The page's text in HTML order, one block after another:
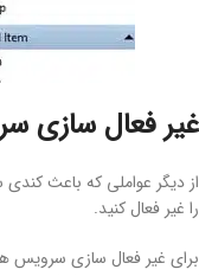
غیر فعال سازی
از دیگر عواملی که باعث
را غیر فعال کنید.
برای غیر فعال سازی سرویس